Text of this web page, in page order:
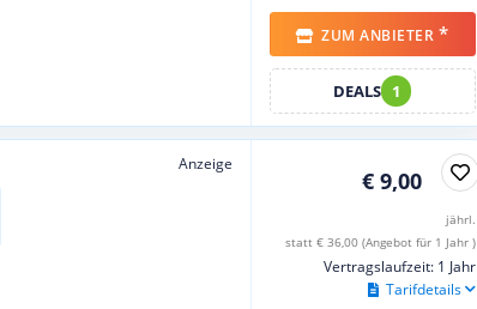
ZUM ANBIETER *
DEALS 1
Anzeige
€ 9,00
jährl.
statt € 36,00 (Angebot für 1 Jahr )
Vertragslaufzeit: 1 Jahr
Tarifdetails